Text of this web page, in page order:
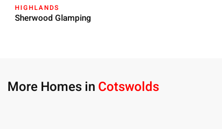
HIGHLANDS
Sherwood Glamping
More Homes in Cotswolds